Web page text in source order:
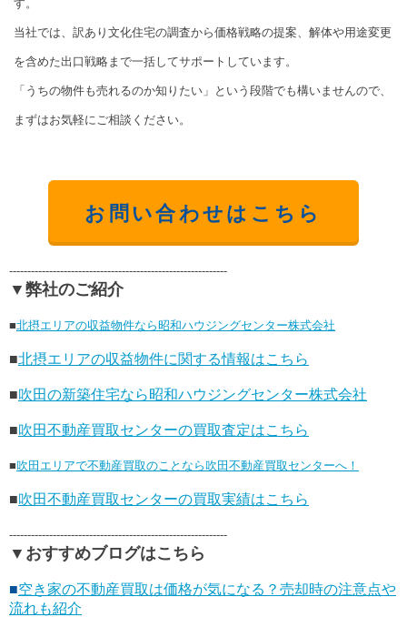
す。
当社では、訳あり文化住宅の調査から価格戦略の提案、解体や用途変更
を含めた出口戦略まで一括してサポートしています。
「うちの物件も売れるのか知りたい」という段階でも構いませんので、
まずはお気軽にご相談ください。
お問い合わせはこちら
------------------------------------------------------------
▼弊社のご紹介
■北摂エリアの収益物件なら昭和ハウジングセンター株式会社
■北摂エリアの収益物件に関する情報はこちら
■吹田の新築住宅なら昭和ハウジングセンター株式会社
■吹田不動産買取センターの買取査定はこちら
■吹田エリアで不動産買取のことなら吹田不動産買取センターへ！
■吹田不動産買取センターの買取実績はこちら
------------------------------------------------------------
▼おすすめブログはこちら
■空き家の不動産買取は価格が気になる？売却時の注意点や
流れも紹介